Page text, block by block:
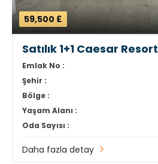
59,500 £
Satılık 1+1 Caesar Resort
Emlak No :
Şehir :
Bölge :
Yaşam Alanı :
Oda Sayısı :
Daha fazla detay